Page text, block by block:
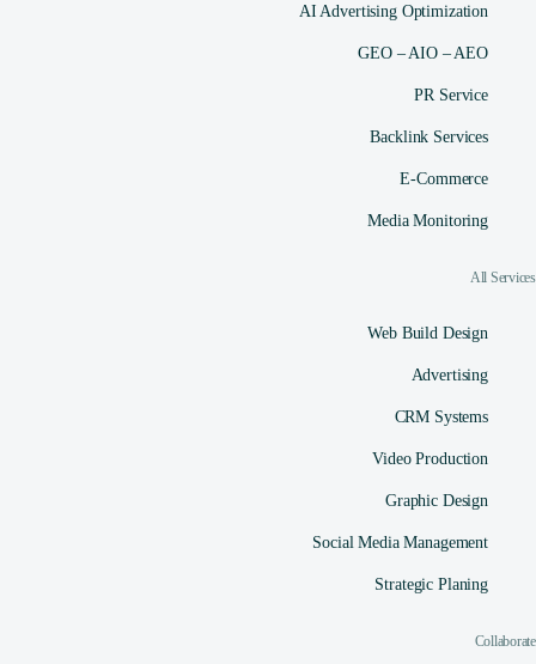
AI Advertising Optimization
GEO – AIO – AEO
PR Service
Backlink Services
E-Commerce
Media Monitoring
All Services
Web Build Design
Advertising
CRM Systems
Video Production
Graphic Design
Social Media Management​
Strategic Planing
Collaborate